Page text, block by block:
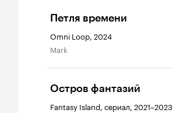
Петля времени
Omni Loop, 2024
Mark
Остров фантазий
Fantasy Island, сериал, 2021–2023